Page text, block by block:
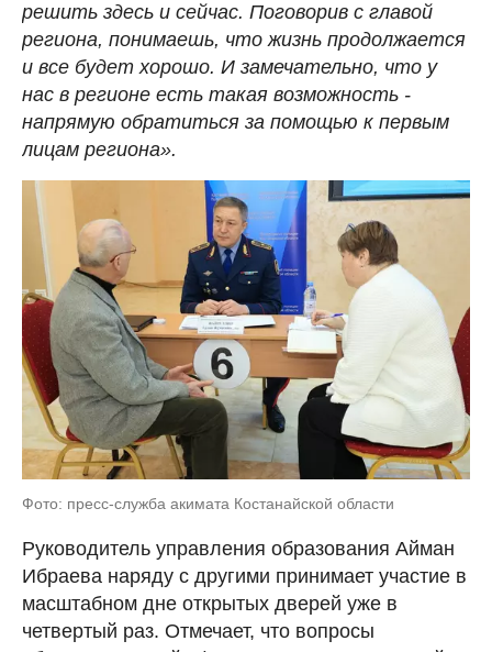
решить здесь и сейчас. Поговорив с главой
региона, понимаешь, что жизнь продолжается
и все будет хорошо. И замечательно, что у
нас в регионе есть такая возможность -
напрямую обратиться за помощью к первым
лицам региона».
Фото: пресс-служба акимата Костанайской области
Руководитель управления образования Айман
Ибраева наряду с другими принимает участие в
масштабном дне открытых дверей уже в
четвертый раз. Отмечает, что вопросы